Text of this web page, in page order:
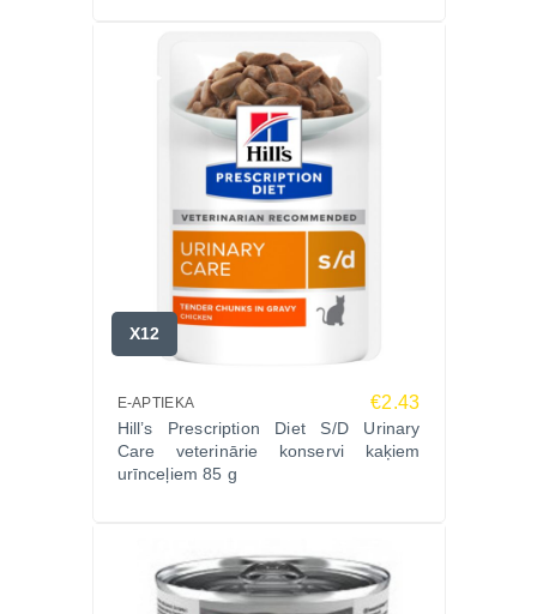
X12
E-APTIEKA €2.43
Hill’s Prescription Diet S/D Urinary
Care veterinārie konservi kaķiem
urīnceļiem 85 g